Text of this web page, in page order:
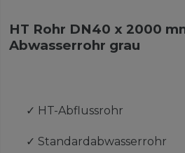
HT Rohr DN40 x 2000
Abwasserrohr grau
✓ HT-Abflussrohr
✓ Standardabwasserrohr